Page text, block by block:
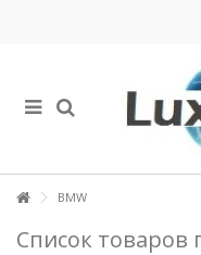
BMW
Список товаров